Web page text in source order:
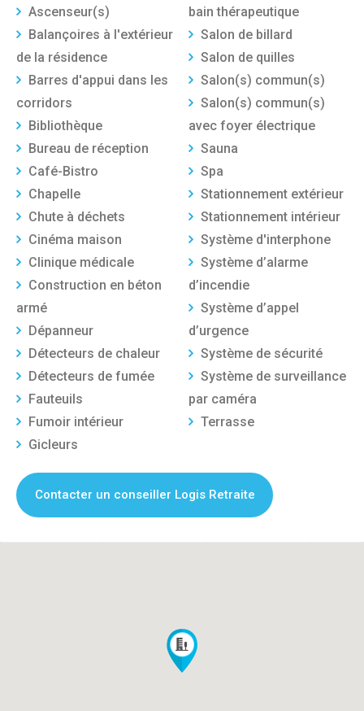
Ascenseur(s)
Balançoires à l'extérieur
de la résidence
Barres d'appui dans les
corridors
Bibliothèque
Bureau de réception
Café-Bistro
Chapelle
Chute à déchets
Cinéma maison
Clinique médicale
Construction en béton
armé
Dépanneur
Détecteurs de chaleur
Détecteurs de fumée
Fauteuils
Fumoir intérieur
Gicleurs
bain thérapeutique
Salon de billard
Salon de quilles
Salon(s) commun(s)
Salon(s) commun(s)
avec foyer électrique
Sauna
Spa
Stationnement extérieur
Stationnement intérieur
Système d'interphone
Système d’alarme
d’incendie
Système d’appel
d’urgence
Système de sécurité
Système de surveillance
par caméra
Terrasse
Contacter un conseiller Logis Retraite